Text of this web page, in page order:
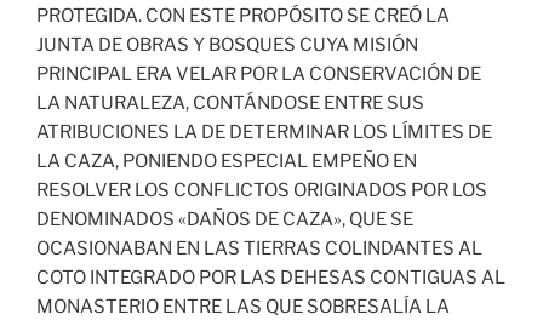
PROTEGIDA. CON ESTE PROPÓSITO SE CREÓ LA
JUNTA DE OBRAS Y BOSQUES CUYA MISIÓN
PRINCIPAL ERA VELAR POR LA CONSERVACIÓN DE
LA NATURALEZA, CONTÁNDOSE ENTRE SUS
ATRIBUCIONES LA DE DETERMINAR LOS LÍMITES DE
LA CAZA, PONIENDO ESPECIAL EMPEÑO EN
RESOLVER LOS CONFLICTOS ORIGINADOS POR LOS
DENOMINADOS «DAÑOS DE CAZA», QUE SE
OCASIONABAN EN LAS TIERRAS COLINDANTES AL
COTO INTEGRADO POR LAS DEHESAS CONTIGUAS AL
MONASTERIO ENTRE LAS QUE SOBRESALÍA LA